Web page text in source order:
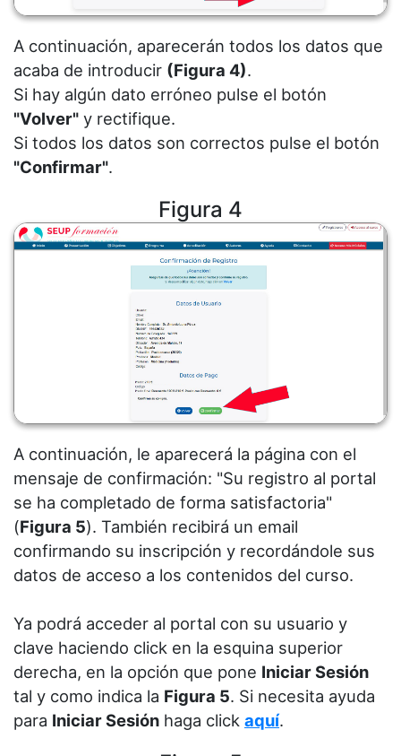
A continuación, aparecerán todos los datos que
acaba de introducir (Figura 4).
Si hay algún dato erróneo pulse el botón
"Volver" y rectifique.
Si todos los datos son correctos pulse el botón
"Confirmar".
Figura 4
A continuación, le aparecerá la página con el
mensaje de confirmación: "Su registro al portal
se ha completado de forma satisfactoria"
(Figura 5). También recibirá un email
confirmando su inscripción y recordándole sus
datos de acceso a los contenidos del curso.
Ya podrá acceder al portal con su usuario y
clave haciendo click en la esquina superior
derecha, en la opción que pone Iniciar Sesión
tal y como indica la Figura 5. Si necesita ayuda
para Iniciar Sesión haga click aquí.